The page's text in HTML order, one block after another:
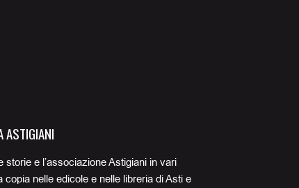
ASTIGIANI
e l’associazione Astigiani in vari
nelle edicole e nelle libreria di Asti e